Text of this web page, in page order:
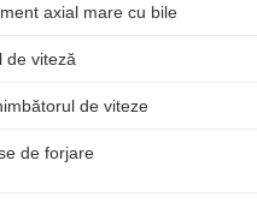
axial mare cu bile
de viteză
de viteze
de forjare